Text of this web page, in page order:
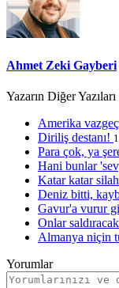
Ahmet Zeki Gayberi
Yazarın Diğer Yazıları
Amerika
Diriliş destanı!
Para çok, ya
Hani bunlar
Katar katar
Deniz bitti,
Gavur'a vurur
Onlar
Almanya niçin
Yorumlar